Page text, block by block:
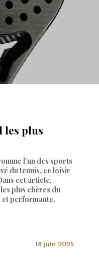
les plus
l’un des sports
du tennis, ce loisir
cet article,
plus chères du
et performante.
18 juin 2025